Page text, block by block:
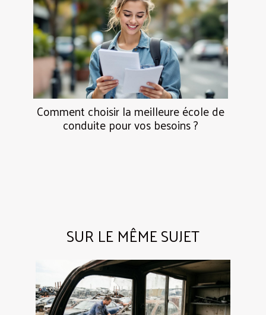
Comment choisir la meilleure école de
conduite pour vos besoins ?
SUR LE MÊME SUJET